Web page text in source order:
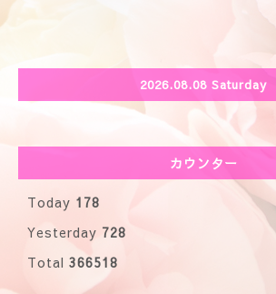
2026.08.08 Saturday
カウンター
Today 178
Yesterday 728
Total 366518